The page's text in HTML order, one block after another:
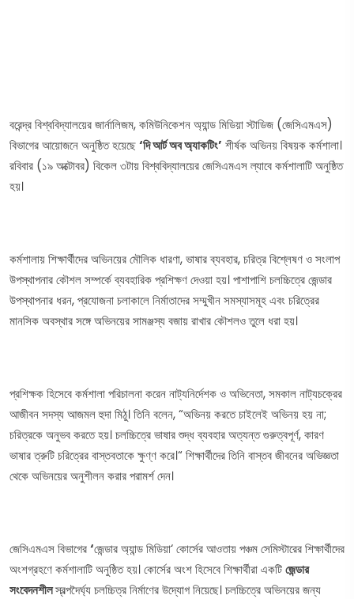
বরেন্দ্র বিশ্ববিদ্যালয়ের জার্নালিজম, কমিউনিকেশন অ্যান্ড মিডিয়া স্টাডিজ (জেসিএমএস)
বিভাগের আয়োজনে অনুষ্ঠিত হয়েছে‘দি আর্ট অব অ্যাকটিং’ শীর্ষক অভিনয় বিষয়ক কর্মশালা।
রবিবার (১৯ অক্টোবর) বিকেল ৩টায় বিশ্ববিদ্যালয়ের জেসিএমএস ল্যাবে কর্মশালাটি অনুষ্ঠিত
হয়।
কর্মশালায় শিক্ষার্থীদের অভিনয়ের মৌলিক ধারণা, ভাষার ব্যবহার, চরিত্র বিশ্লেষণ ও সংলাপ
উপস্থাপনার কৌশল সম্পর্কে ব্যবহারিক প্রশিক্ষণ দেওয়া হয়। পাশাপাশি চলচ্চিত্রে জেন্ডার
উপস্থাপনার ধরন, প্রযোজনা চলাকালে নির্মাতাদের সম্মুখীন সমস্যাসমূহ এবং চরিত্রের
মানসিক অবস্থার সঙ্গে অভিনয়ের সামঞ্জস্য বজায় রাখার কৌশলও তুলে ধরা হয়।
প্রশিক্ষক হিসেবে কর্মশালা পরিচালনা করেন নাট্যনির্দেশক ও অভিনেতা, সমকাল নাট্যচক্রের
আজীবন সদস্য আজমল হুদা মিঠু। তিনি বলেন, “অভিনয় করতে চাইলেই অভিনয় হয় না;
চরিত্রকে অনুভব করতে হয়। চলচ্চিত্রে ভাষার শুদ্ধ ব্যবহার অত্যন্ত গুরুত্বপূর্ণ, কারণ
ভাষার ত্রুটি চরিত্রের বাস্তবতাকে ক্ষুণ্ণ করে।“ শিক্ষার্থীদের তিনি বাস্তব জীবনের অভিজ্ঞতা
থেকে অভিনয়ের অনুশীলন করার পরামর্শ দেন।
জেসিএমএস বিভাগের‘জেন্ডার অ্যান্ড মিডিয়া‘ কোর্সের আওতায় পঞ্চম সেমিস্টারের শিক্ষার্থীদের
অংশগ্রহণে কর্মশালাটি অনুষ্ঠিত হয়। কোর্সের অংশ হিসেবে শিক্ষার্থীরা একটিজেন্ডার
সংবেদনশীলস্বল্পদৈর্ঘ্য চলচ্চিত্র নির্মাণের উদ্যোগ নিয়েছে। চলচ্চিত্রে অভিনয়ের জন্য